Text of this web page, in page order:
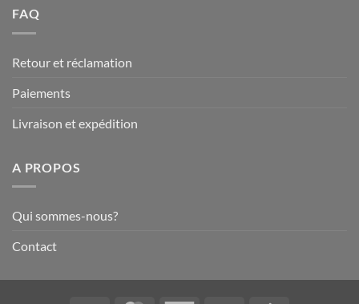
FAQ
Retour et réclamation
Paiements
Livraison et expédition
A PROPOS
Qui sommes-nous?
Contact